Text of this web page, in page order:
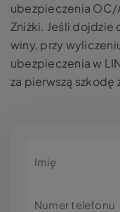
ubezpieczenia OC/
Zniżki. Jeśli dojdzie
winy, przy
ubezpieczenia w
za pierwszą szkodę
Imię
Numer telefonu